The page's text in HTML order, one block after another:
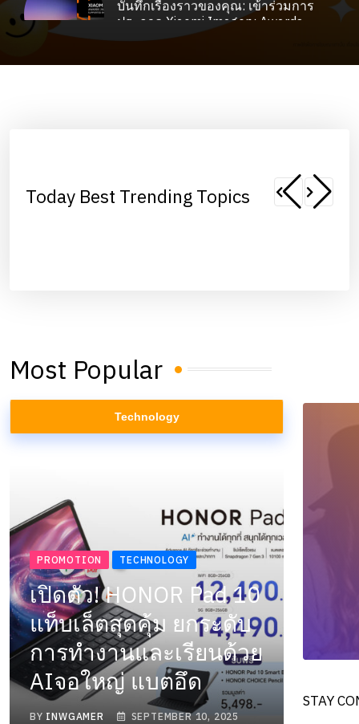
บันทึกเรื่องราวของคุณ: เข้าร่วมการ
ประกวด Xiaomi Imagery Awards
Today Best Trending Topics
Most Popular
Technology
PROMOTION TECHNOLOGY
เปิดตัว! HONOR Pad 10
แท็บเล็ตสุดคุ้ม ยกระดับ
การทำงานและเรียนด้วย
AIจอใหญ่ แบตอึด
BY INWGAMER SEPTEMBER 10, 2025
STAY